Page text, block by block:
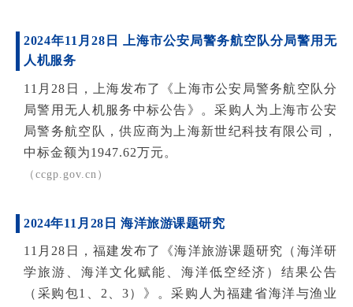
2024年11月28日 上海市公安局警务航空队分局警用无
人机服务
11月28日，上海发布了《上海市公安局警务航空队分
局警用无人机服务中标公告》。采购人为上海市公安
局警务航空队，供应商为上海新世纪科技有限公司，
中标金额为1947.62万元。
（ ccgp.gov.cn）
2024年11月28日 海洋旅游课题研究
11月28日，福建发布了《海洋旅游课题研究（海洋研
学旅游、海洋文化赋能、海洋低空经济）结果公告
（采购包1、2、3）》。采购人为福建省海洋与渔业